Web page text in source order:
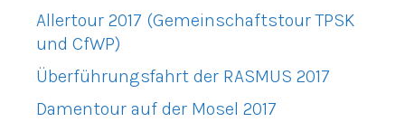
Allertour 2017 (Gemeinschaftstour TPSK
und CfWP)
Überführungsfahrt der RASMUS 2017
Damentour auf der Mosel 2017